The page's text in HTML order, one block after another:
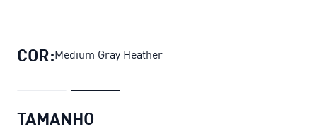
COR:Medium Gray Heather
TAMANHO